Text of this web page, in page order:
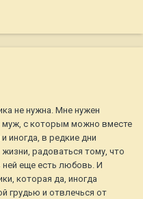
не нужна. Мне нужен
с которым можно вместе
иногда, в редкие дни
радоваться тому, что
еще есть любовь. И
которая да, иногда
грудью и отвлечься от